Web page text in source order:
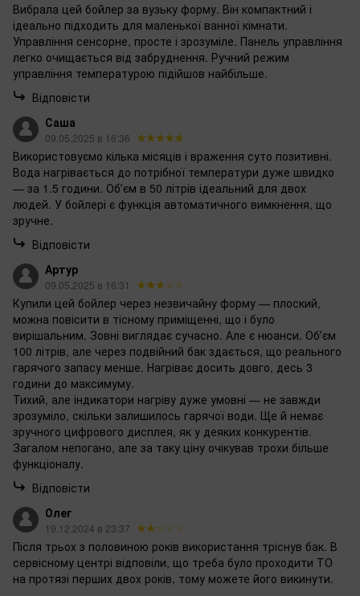
Вибрала цей бойлер за вузьку форму. Він компактний і
ідеально підходить для маленької ванної кімнати.
Управління сенсорне, просте і зрозуміле. Панель управління
легко очищається від забруднення. Ручний режим
управління температурою підійшов найбільше.
Відповісти
Саша
09.05.2025 в 16:36
Використовуємо кілька місяців і враження суто позитивні.
Вода нагрівається до потрібної температури дуже швидко
— за 1.5 години. Обʼєм в 50 літрів ідеальний для двох
людей. У бойлері є функція автоматичного вимкнення, що
зручне.
Відповісти
Артур
09.05.2025 в 16:31
Купили цей бойлер через незвичайну форму — плоский,
можна повісити в тісному приміщенні, що і було
вирішальним. Зовні виглядає сучасно. Але є нюанси. Обʼєм
100 літрів, але через подвійний бак здається, що реального
гарячого запасу менше. Нагріває досить довго, десь 3
години до максимуму.
Тихий, але індикатори нагріву дуже умовні — не завжди
зрозуміло, скільки залишилось гарячої води. Ще й немає
зручного цифрового дисплея, як у деяких конкурентів.
Загалом непогано, але за таку ціну очікував трохи більше
функціоналу.
Відповісти
Олег
19.12.2024 в 23:37
Після трьох з половиною років використання тріснув бак. В
сервісному центрі відповіли, що треба було проходити ТО
на протязі перших двох років, тому можете його викинути.